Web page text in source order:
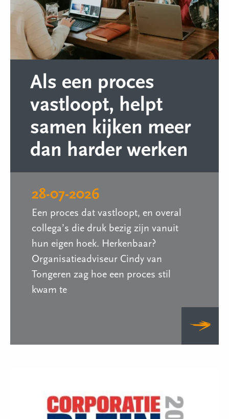
Als een proces
vastloopt, helpt
samen kijken meer
dan harder werken
28-07-2026
Een proces dat vastloopt, en overal
collega’s die druk bezig zijn vanuit
hun eigen hoek. Herkenbaar?
Organisatieadviseur Cindy van
Tongeren zag hoe een proces stil
kwam te